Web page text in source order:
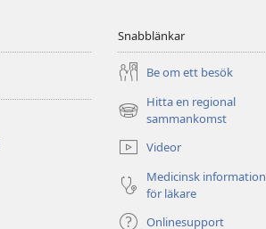
Snabblänkar
Be om ett besök
Hitta en regional
sammankomst
(öppnar
fönster)Videor
Medicinsk information
för läkare
Onlinesupport